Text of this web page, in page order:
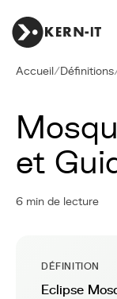
Accueil/Définitions
et
6 min de lecture
DÉFINITION
Eclipse